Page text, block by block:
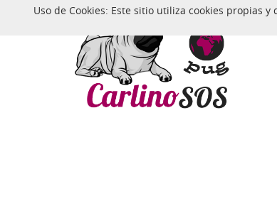
Uso de Cookies: Este sitio utiliza cookies propias